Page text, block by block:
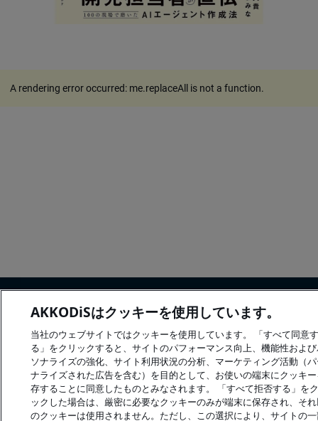
A rendering error occurred: me.replaceAll is not a function.
© 2026 Akkodis. All rights reserved
AKKODiSはクッキーを使用しています。
当社のウェブサイトではクッキーを使用しています。 「すべて同意
る」をクリックすると、サイトのパフォーマンス向上、機能性およ
ソナライズの強化、サイト利用状況の分析、マーケティング活動（
ナライズされた広告を含む）を目的として、お使いの端末にクッキ
存することに同意したものとみなされます。 「すべて拒否する」を
ックした場合は、厳密に必要なクッキーのみが端末に保存され、そ
のクッキーは使用されません。ただし、この選択により、サイトの